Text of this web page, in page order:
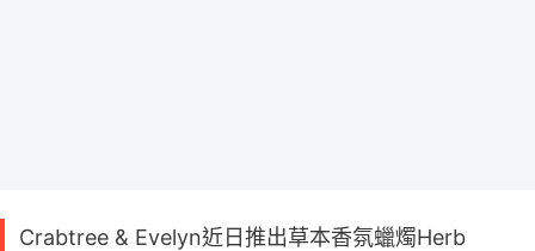
Crabtree & Evelyn近日推出草本香氛蠟燭Herb